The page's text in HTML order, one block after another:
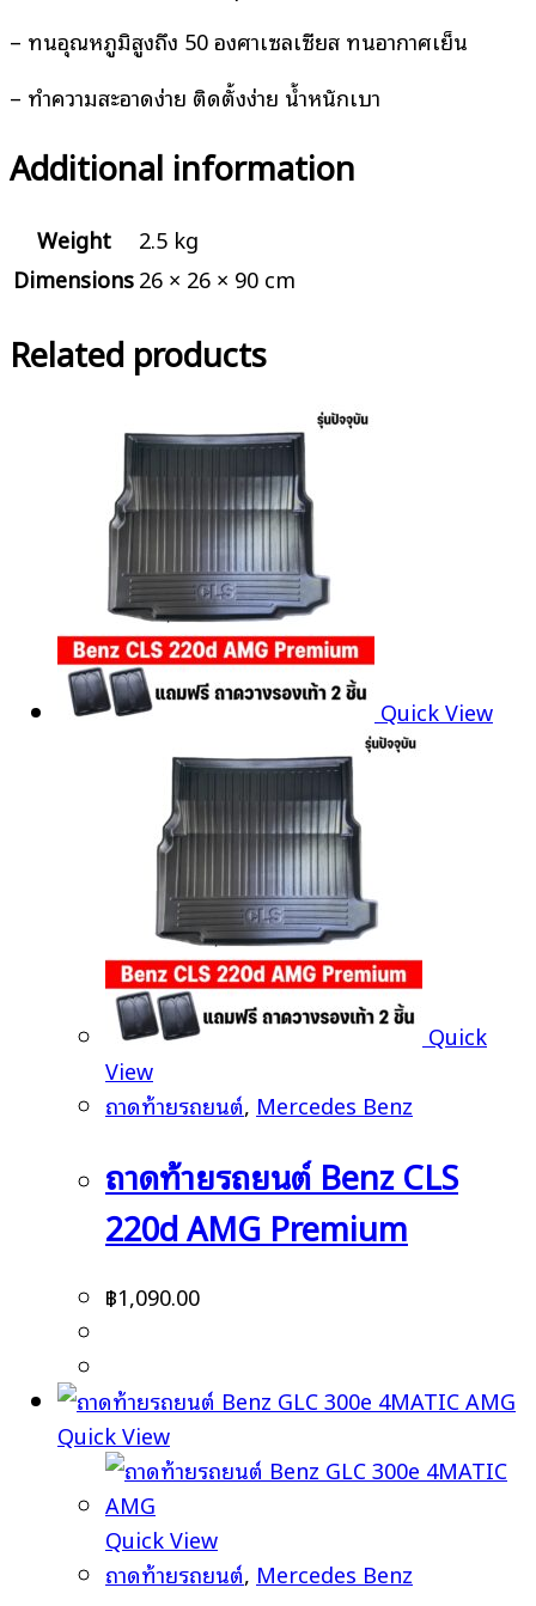
– ทนอุณหภูมิสูงถึง 50 องศาเซลเซียส ทนอากาศเย็น
– ทำความสะอาดง่าย ติดตั้งง่าย น้ำหนักเบา
Additional information
Weight
2.5 kg
Dimensions26 × 26 × 90 cm
Related products
Quick View
Quick
View
ถาดท้ายรถยนต์, Mercedes Benz
ถาดท้ายรถยนต์ Benz CLS
220d AMG Premium
฿1,090.00
Quick View
Quick View
ถาดท้ายรถยนต์, Mercedes Benz